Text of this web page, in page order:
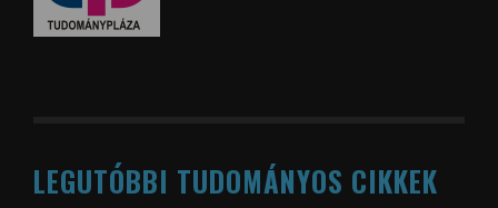
LEGUTÓBBI TUDOMÁNYOS CIKKEK